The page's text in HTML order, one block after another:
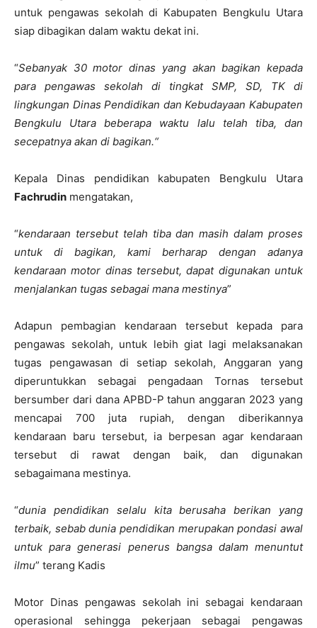
untuk pengawas sekolah di Kabupaten Bengkulu Utara
siap dibagikan dalam waktu dekat ini.
“Sebanyak 30 motor dinas yang akan bagikan kepada
para pengawas sekolah di tingkat SMP, SD, TK di
lingkungan Dinas Pendidikan dan Kebudayaan Kabupaten
Bengkulu Utara beberapa waktu lalu telah tiba, dan
secepatnya akan di bagikan.“
Kepala Dinas pendidikan kabupaten Bengkulu Utara
Fachrudin mengatakan,
“kendaraan tersebut telah tiba dan masih dalam proses
untuk di bagikan, kami berharap dengan adanya
kendaraan motor dinas tersebut, dapat digunakan untuk
menjalankan tugas sebagai mana mestinya”
Adapun pembagian kendaraan tersebut kepada para
pengawas sekolah, untuk lebih giat lagi melaksanakan
tugas pengawasan di setiap sekolah, Anggaran yang
diperuntukkan sebagai pengadaan Tornas tersebut
bersumber dari dana APBD-P tahun anggaran 2023 yang
mencapai 700 juta rupiah, dengan diberikannya
kendaraan baru tersebut, ia berpesan agar kendaraan
tersebut di rawat dengan baik, dan digunakan
sebagaimana mestinya.
“dunia pendidikan selalu kita berusaha berikan yang
terbaik, sebab dunia pendidikan merupakan pondasi awal
untuk para generasi penerus bangsa dalam menuntut
ilmu” terang Kadis
Motor Dinas pengawas sekolah ini sebagai kendaraan
operasional sehingga pekerjaan sebagai pengawas